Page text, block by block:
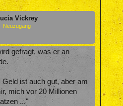
Vickrey
Neuzugang
gefragt, was er an
ist auch gut, aber am
mich vor 20 Millionen
..."